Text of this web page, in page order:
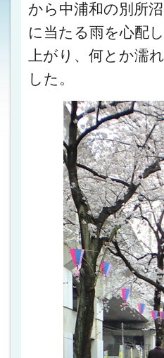
から中浦和の別所
に当たる雨を心配
上がり、何とか濡
した。